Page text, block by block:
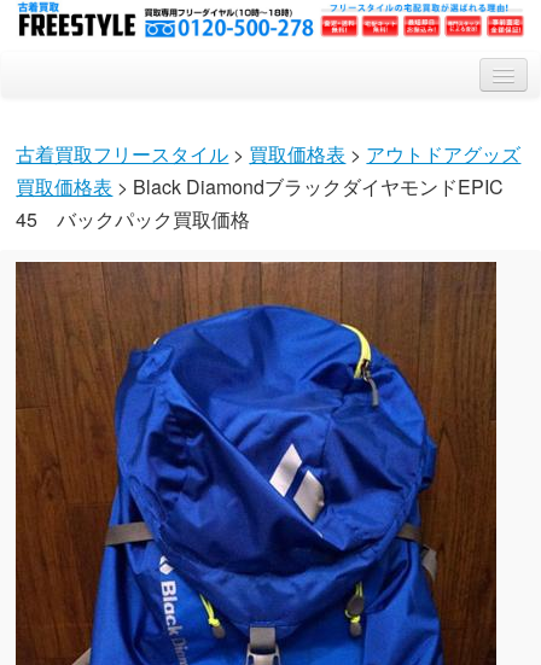
買取システム
買取対象アイテム
会社概要
Q&A
特集記事
古着買取フリースタイル > 買取価格表 > アウトドアグッズ
買取価格表 > Black DiamondブラックダイヤモンドEPIC
45 バックパック買取価格